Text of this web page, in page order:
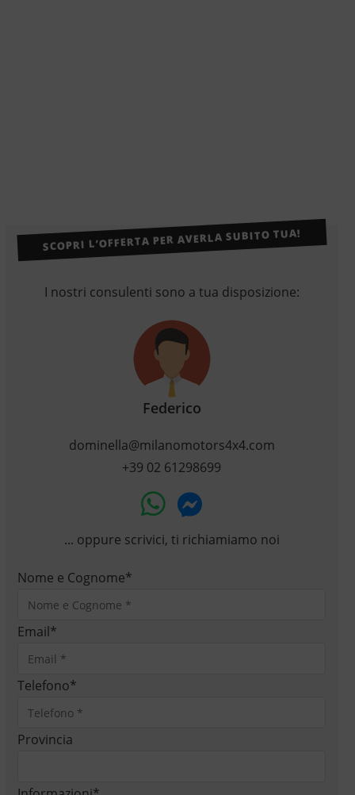
SCOPRI L’OFFERTA PER AVERLA SUBITO TUA!
I nostri consulenti sono a tua disposizione:
Federico
dominella@milanomotors4x4.com
+39 02 61298699
... oppure scrivici, ti richiamiamo noi
Nome e Cognome*
Email*
Telefono*
Provincia